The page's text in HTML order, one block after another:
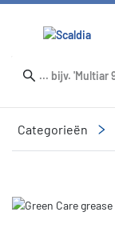
Categorieën
Slide 1 of 1